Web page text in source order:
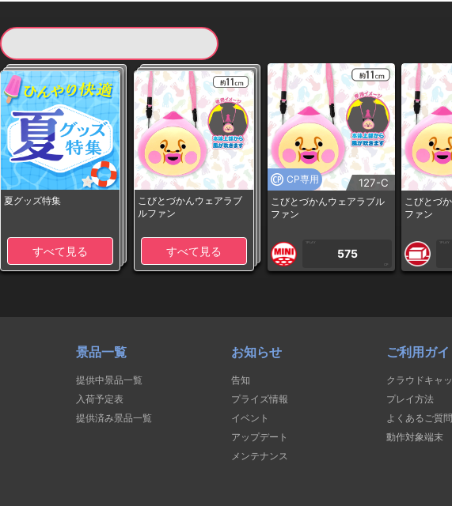
夏グッズ特集
すべて見る
こびとづかんウェアラブ
ルファン
すべて見る
CP専用 127-C
こびとづかんウェアラブル
ファン
1PLAY
575
CP
こびとづ
ファン
1PLAY
景品一覧
提供中景品一覧
入荷予定表
提供済み景品一覧
お知らせ
告知
プライズ情報
イベント
アップデート
メンテナンス
ご利用ガイ
クラウドキャ
プレイ方法
よくあるご質問
動作対象端末